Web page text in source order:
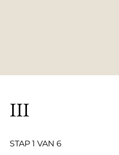
III
STAP 1 VAN 6